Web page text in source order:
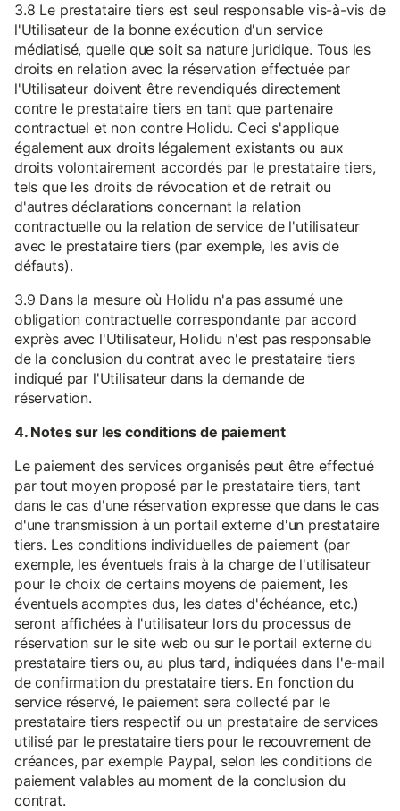
3.8 Le prestataire tiers est seul responsable vis-à-vis de
l'Utilisateur de la bonne exécution d'un service
médiatisé, quelle que soit sa nature juridique. Tous les
droits en relation avec la réservation effectuée par
l'Utilisateur doivent être revendiqués directement
contre le prestataire tiers en tant que partenaire
contractuel et non contre Holidu. Ceci s'applique
également aux droits légalement existants ou aux
droits volontairement accordés par le prestataire tiers,
tels que les droits de révocation et de retrait ou
d'autres déclarations concernant la relation
contractuelle ou la relation de service de l'utilisateur
avec le prestataire tiers (par exemple, les avis de
défauts).
3.9 Dans la mesure où Holidu n'a pas assumé une
obligation contractuelle correspondante par accord
exprès avec l'Utilisateur, Holidu n'est pas responsable
de la conclusion du contrat avec le prestataire tiers
indiqué par l'Utilisateur dans la demande de
réservation.
4. Notes sur les conditions de paiement
Le paiement des services organisés peut être effectué
par tout moyen proposé par le prestataire tiers, tant
dans le cas d'une réservation expresse que dans le cas
d'une transmission à un portail externe d'un prestataire
tiers. Les conditions individuelles de paiement (par
exemple, les éventuels frais à la charge de l'utilisateur
pour le choix de certains moyens de paiement, les
éventuels acomptes dus, les dates d'échéance, etc.)
seront affichées à l'utilisateur lors du processus de
réservation sur le site web ou sur le portail externe du
prestataire tiers ou, au plus tard, indiquées dans l'e-mail
de confirmation du prestataire tiers. En fonction du
service réservé, le paiement sera collecté par le
prestataire tiers respectif ou un prestataire de services
utilisé par le prestataire tiers pour le recouvrement de
créances, par exemple Paypal, selon les conditions de
paiement valables au moment de la conclusion du
contrat.